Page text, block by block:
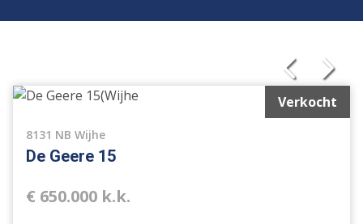
Verkocht
8131 NB Wijhe
De Geere 15
€ 650.000 k.k.